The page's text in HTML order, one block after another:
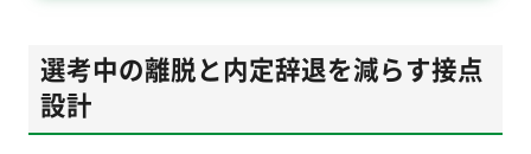
選考中の離脱と内定辞退を減らす接点
設計